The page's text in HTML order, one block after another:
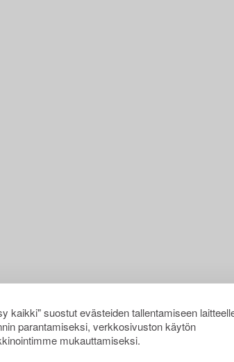
kaikki" suostut evästeiden tallentamiseen
parantamiseksi, verkkosivuston käytön
mukauttamiseksi.